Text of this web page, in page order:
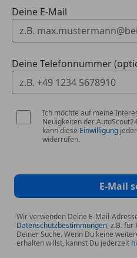
Kontaktieren Sie uns noch
Wunschfahrzeug!
Deine E-Mail
Deine Telefonnummer
Ich möchte auf meine
Neuigkeiten der
kann diese Einwilligung
widerrufen.
E-Mail
Wir verwenden Deine E-Mail-
Datenschutzbestimmungen, z.B. für
Deiner Suche. Wenn Du keine
erhalten willst, kannst Du jederzeit